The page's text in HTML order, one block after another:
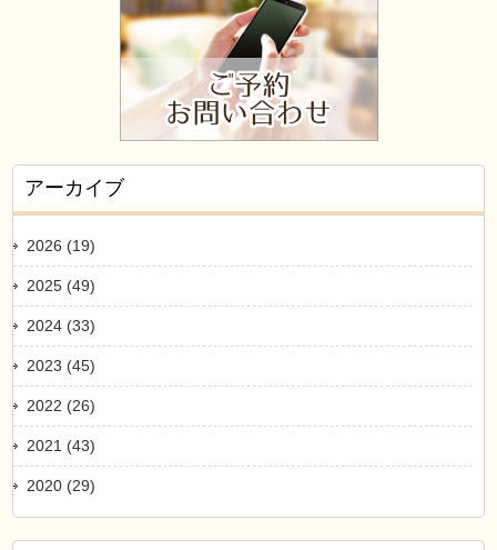
アーカイブ
2026 (19)
2025 (49)
2024 (33)
2023 (45)
2022 (26)
2021 (43)
2020 (29)